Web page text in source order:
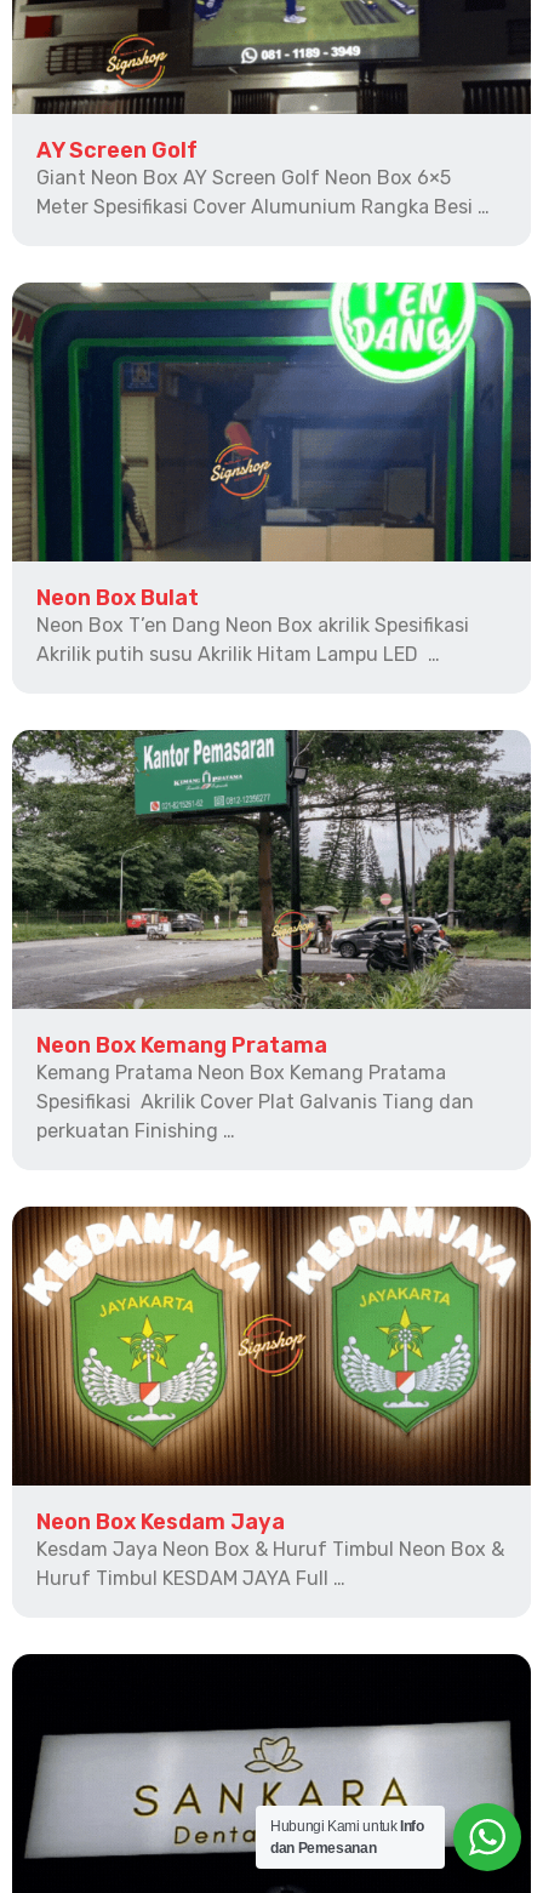
AY Screen Golf
Giant Neon Box AY Screen Golf Neon Box 6×5
Meter Spesifikasi Cover Alumunium Rangka Besi …
Neon Box Bulat
Neon Box T’en Dang Neon Box akrilik Spesifikasi
Akrilik putih susu Akrilik Hitam Lampu LED …
Neon Box Kemang Pratama
Kemang Pratama Neon Box Kemang Pratama
Spesifikasi Akrilik Cover Plat Galvanis Tiang dan
perkuatan Finishing …
Neon Box Kesdam Jaya
Kesdam Jaya Neon Box & Huruf Timbul Neon Box &
Huruf Timbul KESDAM JAYA Full …
Hubungi Kami untuk Info
dan Pemesanan